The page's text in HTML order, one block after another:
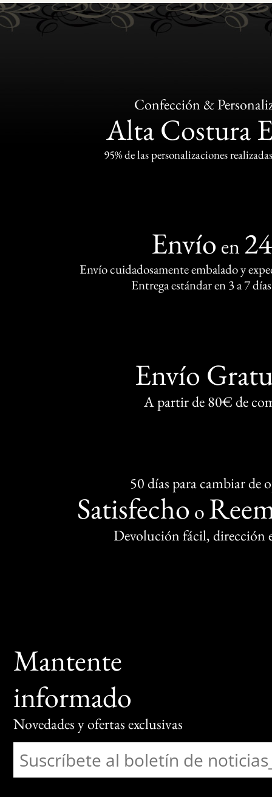
Confección &
Alta Costura
95% de las personalizaciones
Envío en
Envío cuidadosamente embalado y
Entrega estándar en 3 a 7
Envío
A partir de 80€ de
50 días para cambiar de
Satisfecho o
Devolución fácil, dirección
Mantente
informado
Novedades y ofertas exclusivas